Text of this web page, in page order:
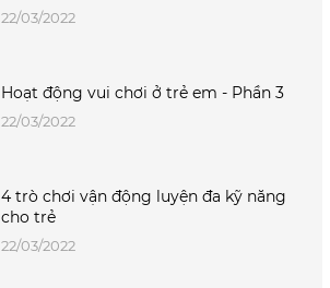
22/03/2022
Hoạt động vui chơi ở trẻ em - Phần 3
22/03/2022
4 trò chơi vận động luyện đa kỹ năng
cho trẻ
22/03/2022